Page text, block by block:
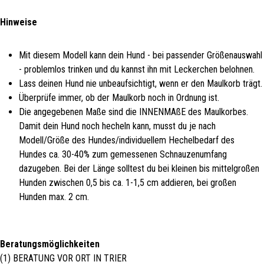
Hinweise
Mit diesem Modell kann dein Hund - bei passender Größenauswahl
- problemlos trinken und du kannst ihn mit Leckerchen belohnen.
Lass deinen Hund nie unbeaufsichtigt, wenn er den Maulkorb trägt.
Überprüfe immer, ob der Maulkorb noch in Ordnung ist.
Die angegebenen Maße sind die INNENMAßE des Maulkorbes.
Damit dein Hund noch hecheln kann, musst du je nach
Modell/Größe des Hundes/individuellem Hechelbedarf des
Hundes ca. 30-40% zum gemessenen Schnauzenumfang
dazugeben. Bei der Länge solltest du bei kleinen bis mittelgroßen
Hunden zwischen 0,5 bis ca. 1-1,5 cm addieren, bei großen
Hunden max. 2 cm.
Beratungsmöglichkeiten
(1) BERATUNG VOR ORT IN TRIER